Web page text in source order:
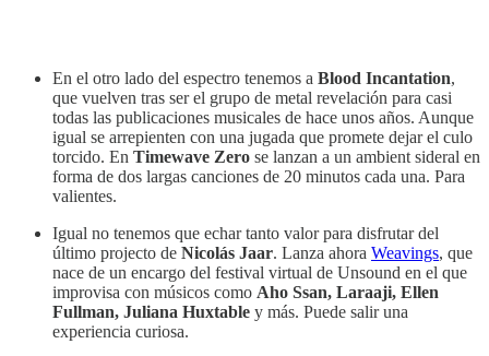
En el otro lado del espectro tenemos a Blood Incantation,
que vuelven tras ser el grupo de metal revelación para casi
todas las publicaciones musicales de hace unos años. Aunque
igual se arrepienten con una jugada que promete dejar el culo
torcido. En Timewave Zero se lanzan a un ambient sideral en
forma de dos largas canciones de 20 minutos cada una. Para
valientes.
Igual no tenemos que echar tanto valor para disfrutar del
último projecto de Nicolás Jaar. Lanza ahora Weavings, que
nace de un encargo del festival virtual de Unsound en el que
improvisa con músicos como Aho Ssan, Laraaji, Ellen
Fullman, Juliana Huxtable y más. Puede salir una
experiencia curiosa.